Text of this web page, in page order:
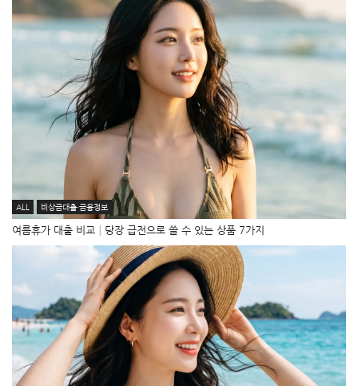
ALL 비상금대출·금융정보
여름휴가 대출 비교│당장 급전으로 쓸 수 있는 상품 7가지